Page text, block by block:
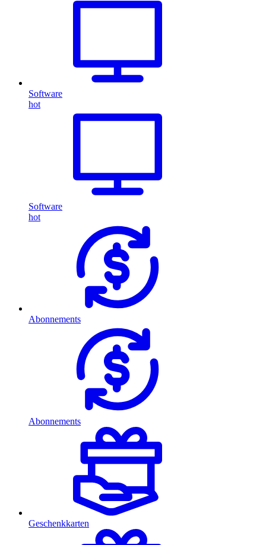
Software
hot
Software
hot
Abonnements
Abonnements
Geschenkkarten